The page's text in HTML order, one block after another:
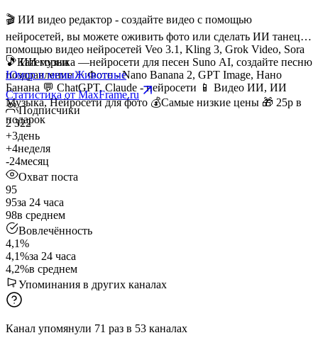
🎬 ИИ видео редактор - создайте видео с помощью
нейросетей, вы можете оживить фото или сделать ИИ танец с
помощью видео нейросетей Veo 3.1, Kling 3, Grok Video, Sora
🎵 ИИ музыка —нейросети для песен Suno AI, создайте песню
поздравление ✨ Фото - Nano Banana 2, GPT Image, Нано
Банана 💬 ChatGPT, Claude - нейросети 📱 Видео ИИ, ИИ
Музыка, Нейросети для фото 💰Самые низкие цены 🎁 25р в
подарок
Категории
Юмор и мемыЖивотные
Статистика от MaxFrame.ru
Подписчики
2 322
+3день
+4неделя
-24месяц
Охват поста
95
95за 24 часа
98в среднем
Вовлечённость
4,1%
4,1%за 24 часа
4,2%в среднем
Упоминания в других каналах
Канал упомянули 71 раз в 53 каналах